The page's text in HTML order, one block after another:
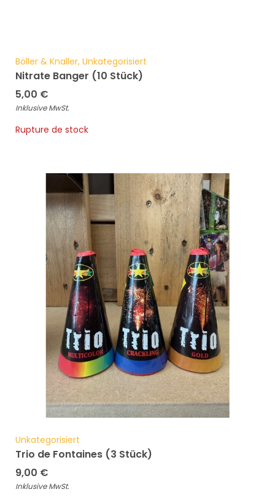
Böller & Knaller, Unkategorisiert
Nitrate Banger (10 Stück)
5,00 €
Inklusive MwSt.
Rupture de stock
Unkategorisiert
Trio de Fontaines (3 Stück)
9,00 €
Inklusive MwSt.